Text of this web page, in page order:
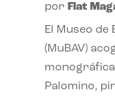
por Flat
El Museo de
(MuBAV)
Palomino,